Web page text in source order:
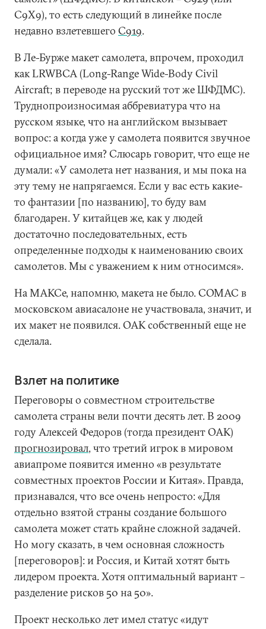
С9Х9), то есть следующий в линейке после
недавно взлетевшего С919.
В Ле-Бурже макет самолета, впрочем, проходил
как LRWBCA (Long-Range Wide-Body Civil
Aircraft; в переводе на русский тот же ШФДМС).
Труднопроизносимая аббревиатура что на
русском языке, что на английском вызывает
вопрос: а когда уже у самолета появится звучное
официальное имя? Слюсарь говорит, что еще не
думали: «У самолета нет названия, и мы пока на
эту тему не напрягаемся. Если у вас есть какие-
то фантазии [по названию], то буду вам
благодарен. У китайцев же, как у людей
достаточно последовательных, есть
определенные подходы к наименованию своих
самолетов. Мы с уважением к ним относимся».
На МАКСе, напомню, макета не было. COMAC в
московском авиасалоне не участвовала, значит, и
их макет не появился. ОАК собственный еще не
сделала.
Взлет на политике
Переговоры о совместном строительстве
самолета страны вели почти десять лет. В 2009
году Алексей Федоров (тогда президент ОАК)
прогнозировал, что третий игрок в мировом
авиапроме появится именно «в результате
совместных проектов России и Китая». Правда,
признавался, что все очень непросто: «Для
отдельно взятой страны создание большого
самолета может стать крайне сложной задачей.
Но могу сказать, в чем основная сложность
[переговоров]: и Россия, и Китай хотят быть
лидером проекта. Хотя оптимальный вариант –
разделение рисков 50 на 50».
Проект несколько лет имел статус «идут